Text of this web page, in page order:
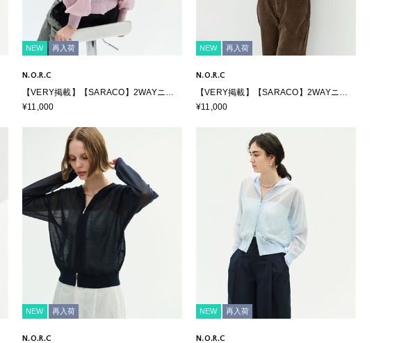
NEW 再入荷
N.O.R.C
【VERY掲載】【SARACO】2WAYニッ
トカーディガン
¥11,000
NEW 再入荷
N.O.R.C
【VERY掲載】【SARACO】2WAYニッ
トカーディガン
¥11,000
NEW 再入荷
N.O.R.C
NEW 再入荷
N.O.R.C